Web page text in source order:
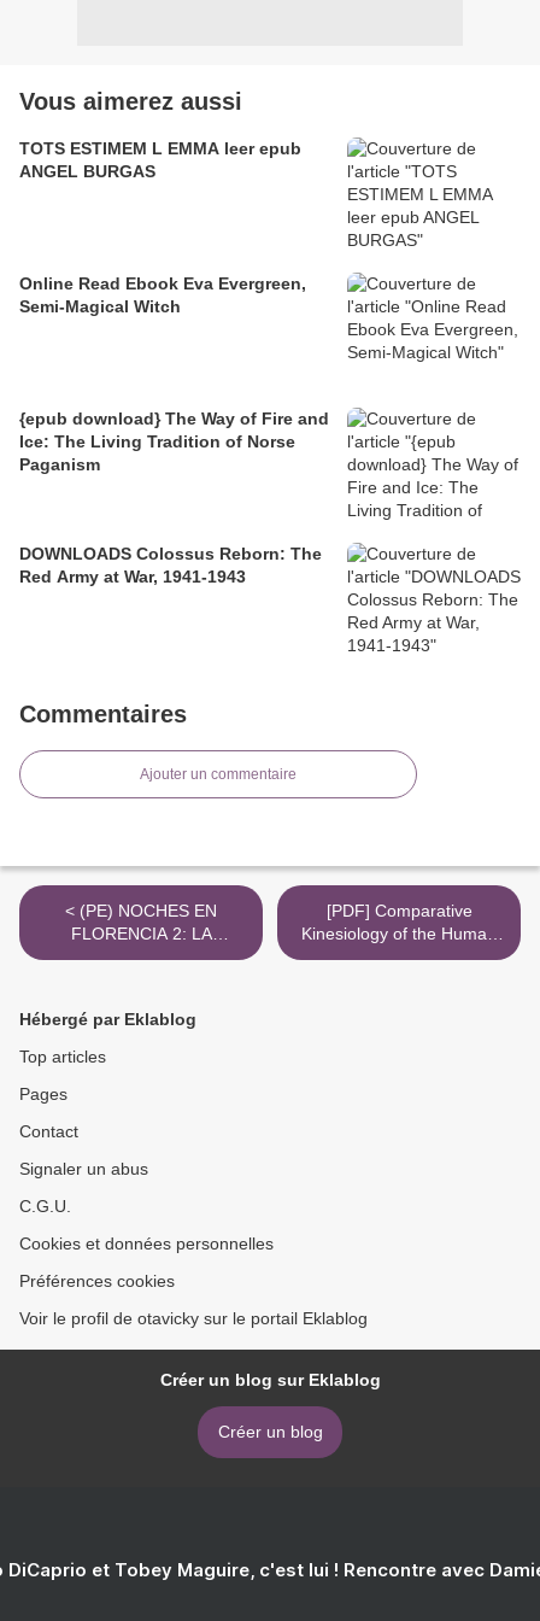
Vous aimerez aussi
TOTS ESTIMEM L EMMA leer epub
ANGEL BURGAS
Online Read Ebook Eva Evergreen,
Semi-Magical Witch
{epub download} The Way of Fire and
Ice: The Living Tradition of Norse
Paganism
DOWNLOADS Colossus Reborn: The
Red Army at War, 1941-1943
Commentaires
Ajouter un commentaire
< (PE) NOCHES EN
FLORENCIA 2: LA
ALONDRA EBOOK |
[PDF] Comparative
Kinesiology of the Human
Body: Normal and
Hébergé par Eklablog
Top articles
Pages
Contact
Signaler un abus
C.G.U.
Cookies et données personnelles
Préférences cookies
Voir le profil de otavicky sur le portail Eklablog
Créer un blog sur Eklablog
Créer un blog
DiCaprio et Tobey Maguire, c'est lui ! Rencontre avec